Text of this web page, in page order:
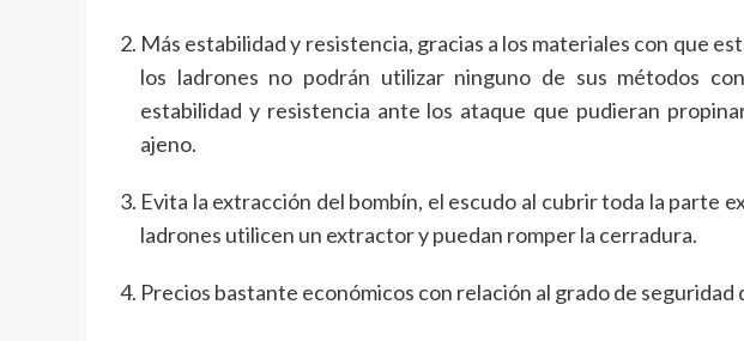
Más estabilidad y resistencia, gracias a los materiales con que
los ladrones no podrán utilizar ninguno de sus métodos
estabilidad y resistencia ante los ataque que pudieran
ajeno.
Evita la extracción del bombín, el escudo al cubrir toda la parte
ladrones utilicen un extractor y puedan romper la cerradura.
Precios bastante económicos con relación al grado de seguridad